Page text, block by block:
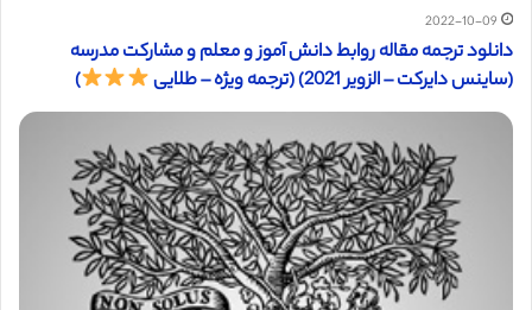
2022-10-09
دانلود ترجمه مقاله روابط دانش آموز و معلم و مشارکت مدرسه
(ساینس دایرکت – الزویر 2021) (ترجمه ویژه – طلایی
)